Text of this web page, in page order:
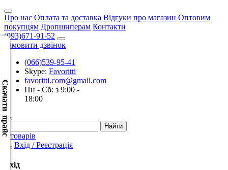
Про нас Оплата та доставка Відгуки про магазин Оптовим
покупцям Дропшиперам Контакти
(093)671-91-52
Замовити дзвінок
(066)539-95-41
Skype: Favoritti
favoritti.com@gmail.com
Пн - Сб: з 9:00 -
18:00
0 товарів
Вхід / Реєстрація
Вхід
Скачати прайс
Скачать
XML
(Розн.)
Скачать
XML
(Опт)
CSV